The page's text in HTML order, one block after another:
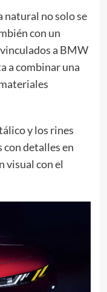
natural no solo se
con un
a BMW
a combinar una
y los rines
detalles en
visual con el